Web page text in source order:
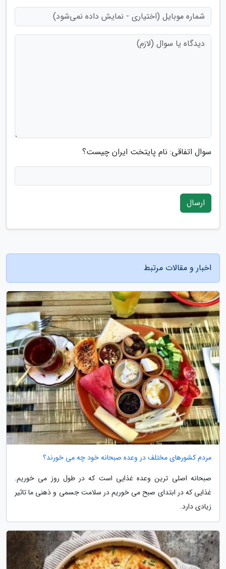
سوال اتفاقی: نام پایتخت ایران چیست؟
ارسال
اخبار و مقالات مرتبط
مردم کشورهای مختلف در وعده صبحانه خود چه می خورند؟
صبحانه اصلی ترین وعده غذایی است که در طول روز می خوریم.
غذایی که در ابتدای صبح می خوریم در سلامت جسمی و ذهنی ما تاثیر
زیادی دارد.